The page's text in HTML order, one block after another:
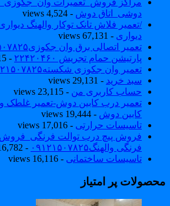
مراکز فروش_تعمیرات
دوشی_اتاق دوش- 4,524 views
/تعمیر فلاش تانک توکار والهنگ
دیواری - 67,131 views
تعمیر اتصالی برق وان جکوزی۰۹۱۲۱۵۰۷۸۲۵
پارتیشن حمام تجریش ۲۲۴۲۰۴۶۰
- 36,515 views
تعمیر وان جکوزی شکسته۰۹۱۲۱۵۰۷۸۲۵
سبد خرید - 29,131 views
حساب کاربری من- 23,115 views
تعمیر درب کابین دوش-تعمیر غلطک و
کابین دوش- 19,444 views
تاسیسات حرارتی- 17,016 views
فروش پیچ درب توالت فرنگی_فروش
فرنگی والهنگ۰۹۱۲۱۵۰۷۸۲۵
- 16,782 views
تاسیسات ساختمانی- 16,116 views
پر امتیاز